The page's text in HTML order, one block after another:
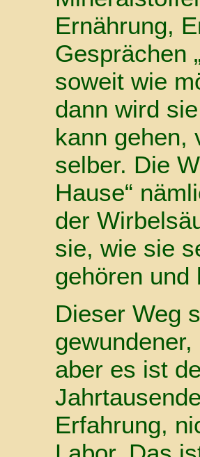
Ernährung,
Gesprächen
soweit wie
dann wird
kann gehen,
selber. Die
Hause“
der
sie, wie sie
gehören und
Dieser Weg
gewundener,
aber es ist
Erfahrung,